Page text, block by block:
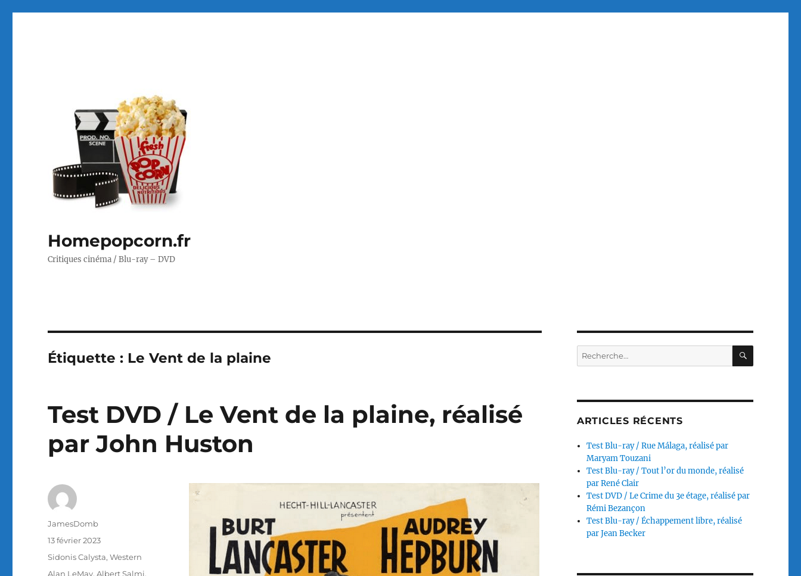
Homepopcorn.fr
Critiques cinéma / Blu-ray – DVD
Étiquette : Le Vent de la plaine
Test DVD / Le Vent de la plaine, réalisé
par John Huston
Auteur
JamesDomb
Publié
le
13 février 2023
Catégories
Sidonis Calysta,Western
Étiquettes
Alan LeMay,Albert Salmi,
Recherche
pour :
ARTICLES RÉCENTS
Test Blu-ray / Rue Málaga, réalisé par
Maryam Touzani
Test Blu-ray / Tout l’or du monde, réalisé
par René Clair
Test DVD / Le Crime du 3e étage, réalisé par
Rémi Bezançon
Test Blu-ray / Échappement libre, réalisé
par Jean Becker